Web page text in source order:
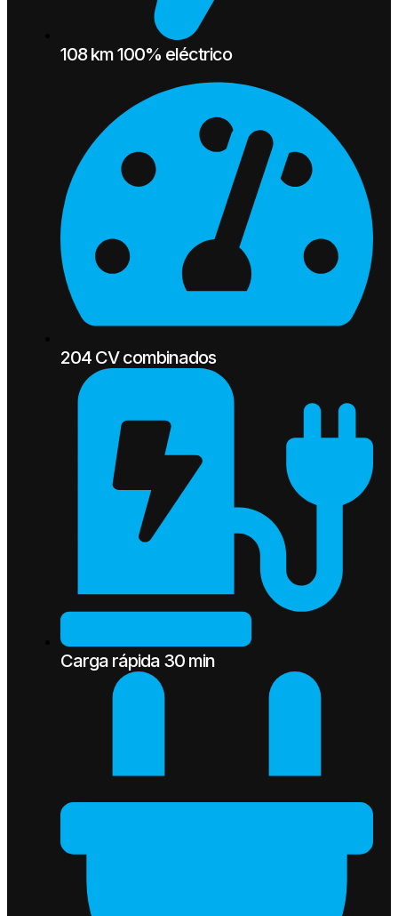
108 km 100% eléctrico
204 CV combinados
Carga rápida 30 min